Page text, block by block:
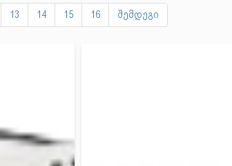
13 14 15 16 შემდეგი